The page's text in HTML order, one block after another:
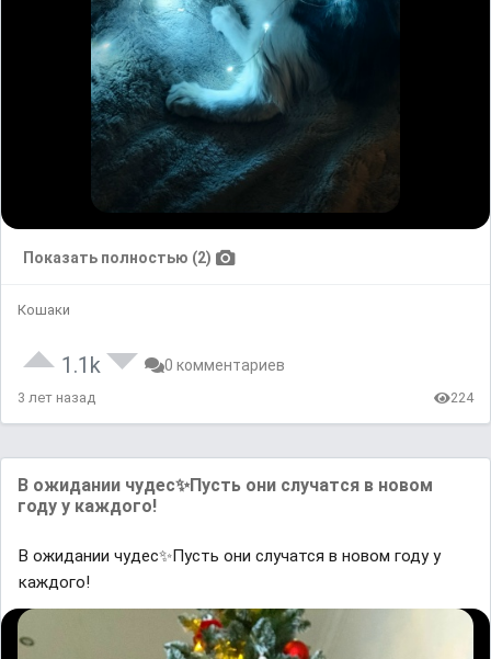
Показать полностью (2)
Кошаки
1.1k 0 комментариев
3 лет назад 224
В ожидании чудес✨Пусть они случатся в новом
году у каждого!
В ожидании чудес✨Пусть они случатся в новом году у
каждого!